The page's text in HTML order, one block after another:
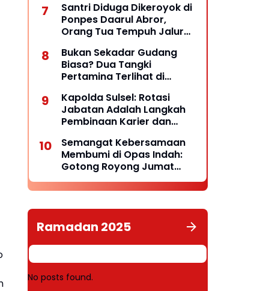
Belitung
Santri Diduga Dikeroyok di
Ponpes Daarul Abror,
Orang Tua Tempuh Jalur
Masuk Polda Babel
Bukan Sekadar Gudang
Biasa? Dua Tangki
Pertamina Terlihat di
BBM Ilegal Diuji
Kapolda Sulsel: Rotasi
Jabatan Adalah Langkah
Pembinaan Karier dan
Kamtibmas
Semangat Kebersamaan
Membumi di Opas Indah:
Gotong Royong Jumat
Wujud Lingkungan Bersih
dan Rukun
Ramadan 2025
No posts found.